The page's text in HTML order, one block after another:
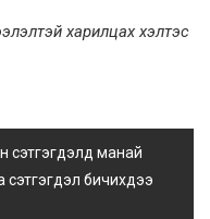
харилцах хэлтэс
манай
сэтгэгдэл бичихдээ